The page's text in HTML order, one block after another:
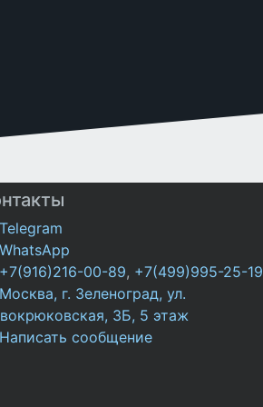
00-89, +7(499)995-25-19
г. Зеленоград, ул.
3Б, 5 этаж
сообщение